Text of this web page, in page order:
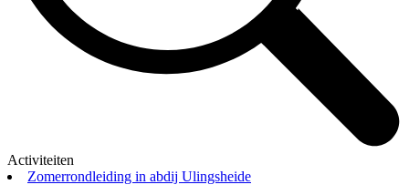
Activiteiten
Zomerrondleiding in abdij Ulingsheide